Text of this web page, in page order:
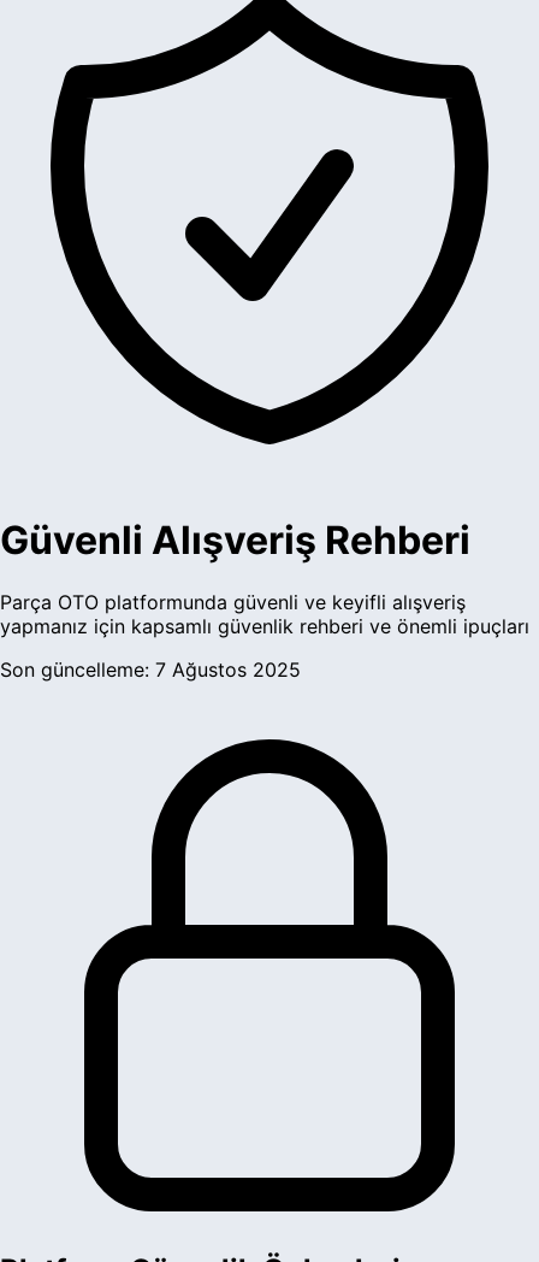
Güvenli Alışveriş Rehberi
Parça OTO platformunda güvenli ve keyifli alışveriş
yapmanız için kapsamlı güvenlik rehberi ve önemli ipuçları
Son güncelleme: 7 Ağustos 2025